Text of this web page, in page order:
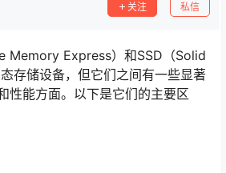
关注 私信
Memory Express）和SSD（Solid
存储设备，但它们之间有一些显著
性能方面。以下是它们的主要区